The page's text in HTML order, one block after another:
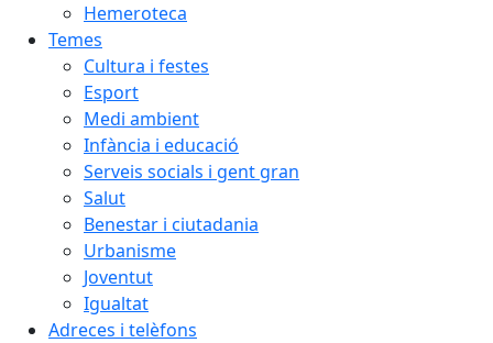
Hemeroteca
Temes
Cultura i festes
Esport
Medi ambient
Infància i educació
Serveis socials i gent gran
Salut
Benestar i ciutadania
Urbanisme
Joventut
Igualtat
Adreces i telèfons